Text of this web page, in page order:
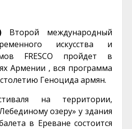
Второй международный
искусства и
FRESCO пройдет в
Армении , вся программа
Геноцида армян.
на территории,
озеру» у здания
в Ереване состоится